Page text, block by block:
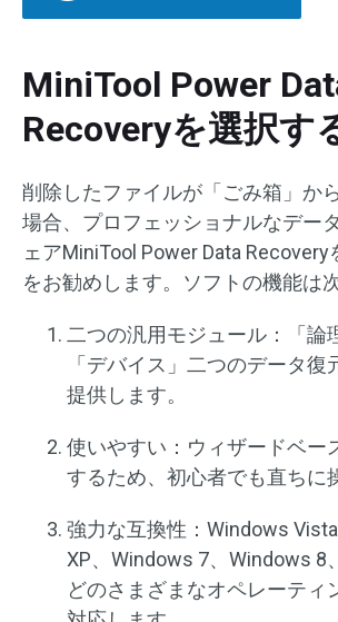
MiniTool Power
Recoveryを選択す
削除したファイルが「ごみ箱」か
場合、プロフェッショナルなデー
ェアMiniTool Power Data Recovery
をお勧めします。ソフトの機能は
二つの汎用モジュール：「論
「デバイス」二つのデータ復
提供します。
使いやすい：ウィザードベー
するため、初心者でも直ちに
強力な互換性：Windows
XP、Windows 7、Windows 8
どのさまざまなオペレーティ